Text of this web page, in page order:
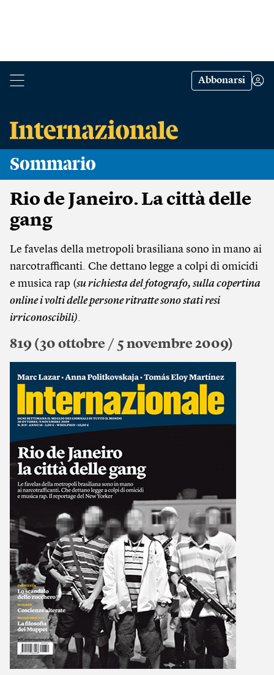
Abbonarsi
Sommario
Rio de Janeiro. La città delle
gang
Le favelas della metropoli brasiliana sono in mano ai
narcotrafficanti. Che dettano legge a colpi di omicidi
e musica rap (su richiesta del fotografo, sulla copertina
online i volti delle persone ritratte sono stati resi
irriconoscibili).
819 (30 ottobre / 5 novembre 2009)